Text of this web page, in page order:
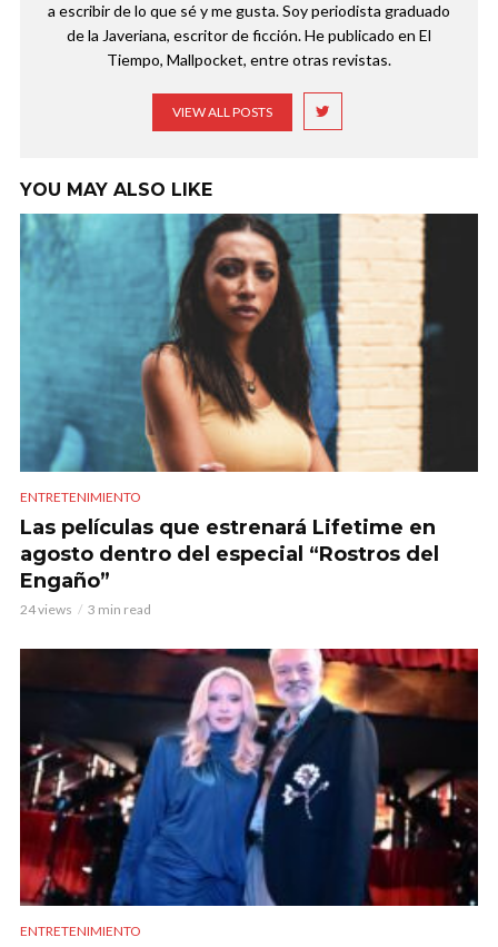
a escribir de lo que sé y me gusta. Soy periodista graduado
de la Javeriana, escritor de ficción. He publicado en El
Tiempo, Mallpocket, entre otras revistas.
VIEW ALL POSTS
YOU MAY ALSO LIKE
ENTRETENIMIENTO
Las películas que estrenará Lifetime en
agosto dentro del especial “Rostros del
Engaño”
24 views 3 min read
ENTRETENIMIENTO